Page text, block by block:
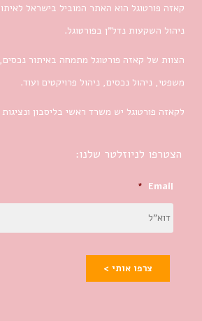
קאזה פורטוגל הוא האתר המוביל בישראל
ניהול השקעות נדל”ן בפורטוגל.
הצוות של קאזה פורטוגל מתמחה באיתור נכסים,
משפטי, ניהול נכסים, ניהול פרויקטים ועוד.
לקאזה פורטוגל יש משרד ראשי בליסבון
הצטרפו לניוזלטר שלנו:
Email
*
צרפו אותי >